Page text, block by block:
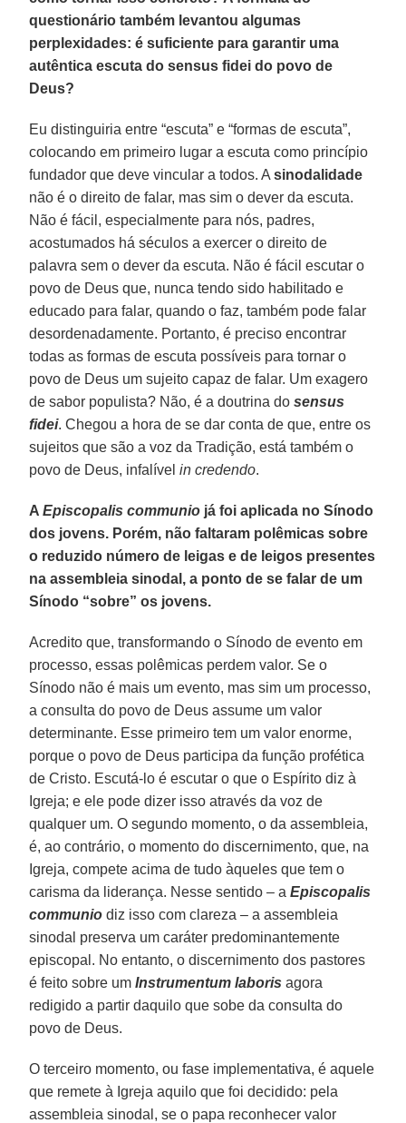
questionário também levantou algumas
perplexidades: é suficiente para garantir uma
autêntica escuta do sensus fidei do povo de
Deus?
Eu distinguiria entre “escuta” e “formas de escuta”,
colocando em primeiro lugar a escuta como princípio
fundador que deve vincular a todos. Asinodalidade
não é o direito de falar, mas sim o dever da escuta.
Não é fácil, especialmente para nós, padres,
acostumados há séculos a exercer o direito de
palavra sem o dever da escuta. Não é fácil escutar o
povo de Deus que, nunca tendo sido habilitado e
educado para falar, quando o faz, também pode falar
desordenadamente. Portanto, é preciso encontrar
todas as formas de escuta possíveis para tornar o
povo de Deus um sujeito capaz de falar. Um exagero
de sabor populista? Não, é a doutrina dosensus
fidei. Chegou a hora de se dar conta de que, entre os
sujeitos que são a voz da Tradição, está também o
povo de Deus, infalívelin credendo.
AEpiscopalis communio já foi aplicada no Sínodo
dos jovens. Porém, não faltaram polêmicas sobre
o reduzido número de leigas e de leigos presentes
na assembleia sinodal, a ponto de se falar de um
Sínodo “sobre” os jovens.
Acredito que, transformando o Sínodo de evento em
processo, essas polêmicas perdem valor. Se o
Sínodo não é mais um evento, mas sim um processo,
a consulta do povo de Deus assume um valor
determinante. Esse primeiro tem um valor enorme,
porque o povo de Deus participa da função profética
de Cristo. Escutá-lo é escutar o que o Espírito diz à
Igreja; e ele pode dizer isso através da voz de
qualquer um. O segundo momento, o da assembleia,
é, ao contrário, o momento do discernimento, que, na
Igreja, compete acima de tudo àqueles que tem o
carisma da liderança. Nesse sentido – aEpiscopalis
communio diz isso com clareza – a assembleia
sinodal preserva um caráter predominantemente
episcopal. No entanto, o discernimento dos pastores
é feito sobre umInstrumentum laboris agora
redigido a partir daquilo que sobe da consulta do
povo de Deus.
O terceiro momento, ou fase implementativa, é aquele
que remete à Igreja aquilo que foi decidido: pela
assembleia sinodal, se o papa reconhecer valor